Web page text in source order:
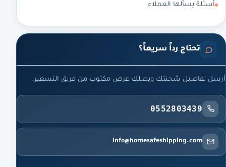
أسئلة يسألها العملاء
تحتاج رداً سريعاً؟
أرسل تفاصيل شحنتك ويصلك عرض مكتوب من فريق التسعير.
0552803439
info@homesafeshipping.com